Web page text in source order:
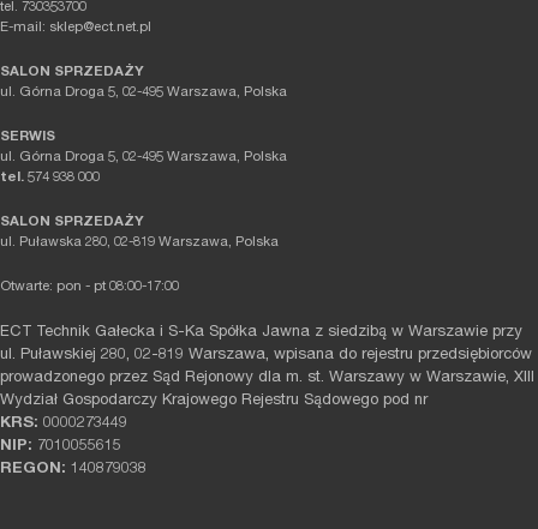
tel. 730353700
E-mail: sklep@ect.net.pl
SALON SPRZEDAŻY
ul. Górna Droga 5, 02-495 Warszawa, Polska
SERWIS
ul. Górna Droga 5, 02-495 Warszawa, Polska
tel. 574 938 000
SALON SPRZEDAŻY
ul. Puławska 280, 02-819 Warszawa, Polska
Otwarte: pon - pt 08:00-17:00
ECT Technik Gałecka i S-Ka Spółka Jawna z siedzibą w Warszawie przy
ul. Puławskiej 280, 02-819 Warszawa, wpisana do rejestru przedsiębiorców
prowadzonego przez Sąd Rejonowy dla m. st. Warszawy w Warszawie, XIII
Wydział Gospodarczy Krajowego Rejestru Sądowego pod nr
KRS: 0000273449
NIP: 7010055615
REGON: 140879038